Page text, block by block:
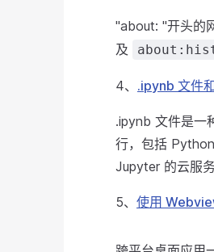
"about: "开头的
及
4、 .ipynb 文件
.ipynb 文件是一
行，包括
Jupyter 的云服务
5、 使用